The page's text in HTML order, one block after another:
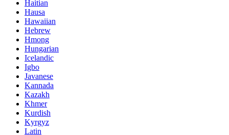
Haitian
Hausa
Hawaiian
Hebrew
Hmong
Hungarian
Icelandic
Igbo
Javanese
Kannada
Kazakh
Khmer
Kurdish
Kyrgyz
Latin